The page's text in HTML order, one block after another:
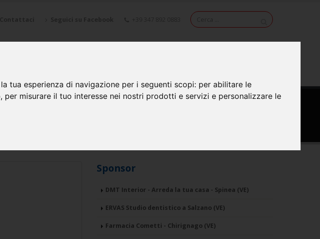
tua esperienza di navigazione per i seguenti scopi: per abilitare le
, per misurare il tuo interesse nei nostri prodotti e servizi e personalizzare le
Sponsor
DMT Interior - Arreda la tua casa - Spinea (VE)
ERVAS Studio dentistico a Salzano (VE)
Farmacia Cometti - Chirignago (VE)